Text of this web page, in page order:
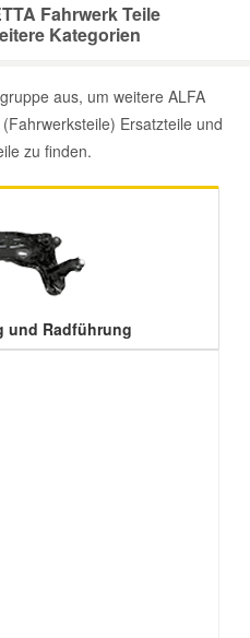
Fahrwerk Teile
Kategorien
aus, um weitere ALFA
Ersatzteile und
zu finden.
und Radführung